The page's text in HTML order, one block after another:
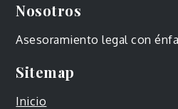
Nosotros
Asesoramiento legal con
Sitemap
Inicio